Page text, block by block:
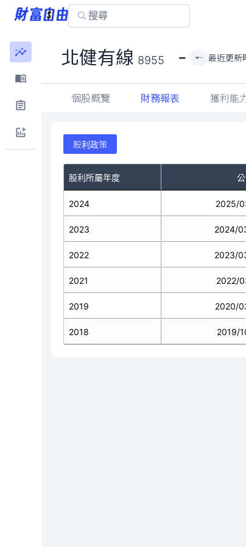
北健有線 8955 - - 最近更新
個股概覽 財務報表 獲利能
股利政策
股利所屬年度
2024
2023
2022
2021
2019
2018
2025/
2024/
2023/
2022/
2020/
2019/